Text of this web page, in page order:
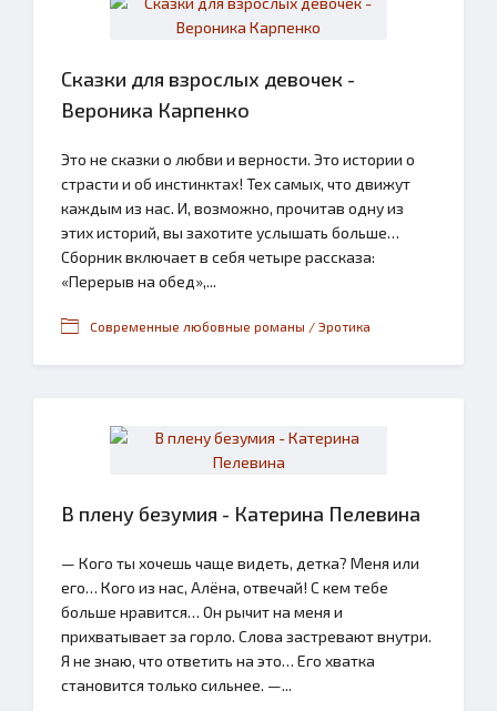
Сказки для взрослых девочек -
Вероника Карпенко
Это не сказки о любви и верности. Это истории о
страсти и об инстинктах! Тех самых, что движут
каждым из нас. И, возможно, прочитав одну из
этих историй, вы захотите услышать больше…
Сборник включает в себя четыре рассказа:
«Перерыв на обед»,...
Современные любовные романы / Эротика
В плену безумия - Катерина Пелевина
— Кого ты хочешь чаще видеть, детка? Меня или
его… Кого из нас, Алёна, отвечай! С кем тебе
больше нравится… Он рычит на меня и
прихватывает за горло. Слова застревают внутри.
Я не знаю, что ответить на это… Его хватка
становится только сильнее. —...